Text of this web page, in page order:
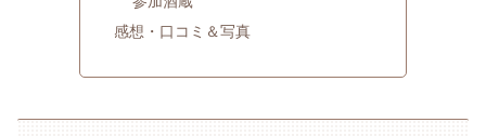
感想・口コミ＆写真